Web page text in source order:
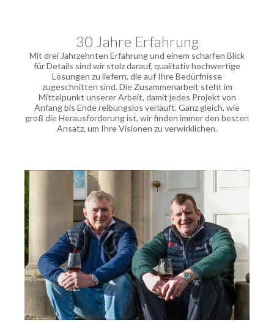
30 Jahre Erfahrung
Mit drei Jahrzehnten Erfahrung und einem scharfen Blick
für Details sind wir stolz darauf, qualitativ hochwertige
Lösungen zu liefern, die auf Ihre Bedürfnisse
zugeschnitten sind. Die Zusammenarbeit steht im
Mittelpunkt unserer Arbeit, damit jedes Projekt von
Anfang bis Ende reibungslos verläuft. Ganz gleich, wie
groß die Herausforderung ist, wir finden immer den besten
Ansatz, um Ihre Visionen zu verwirklichen.